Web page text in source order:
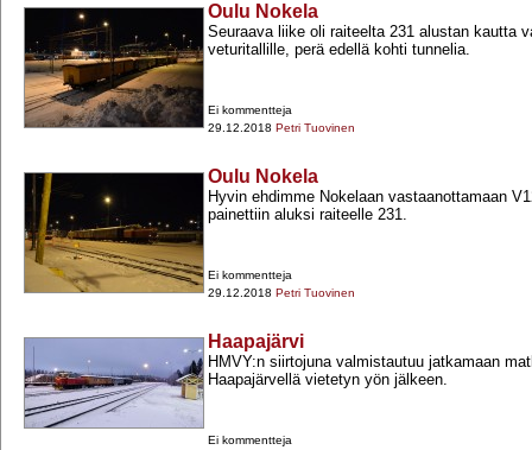
Oulu Nokela
Seuraava liike oli raiteelta 231 alustan kautta
veturitallille, perä edellä kohti tunnelia.
Ei kommentteja
29.12.2018 Petri Tuovinen
Oulu Nokela
Hyvin ehdimme Nokelaan vastaanottamaan
painettiin aluksi raiteelle 231.
Ei kommentteja
29.12.2018 Petri Tuovinen
Haapajärvi
HMVY:n siirtojuna valmistautuu jatkamaan
Haapajärvellä vietetyn yön jälkeen.
Ei kommentteja